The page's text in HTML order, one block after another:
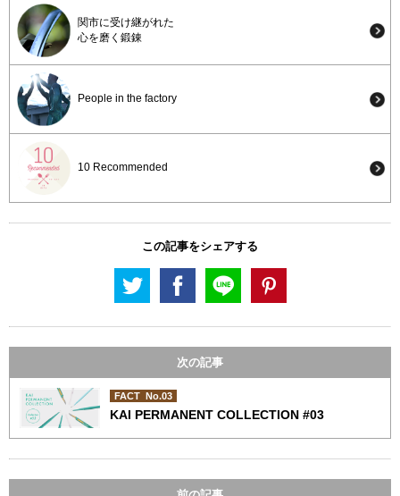
関市に受け継がれた
心を磨く鍛錬
People in the factory
10 Recommended
この記事をシェアする
次の記事
FACT No.03
KAI PERMANENT COLLECTION #03